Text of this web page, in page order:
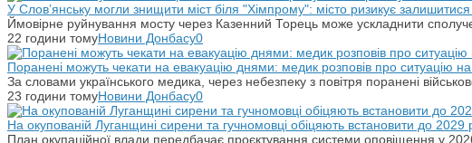
У Слов’янську могли знищити міст біля "Хімпрому": місто ризикує
Ймовірне руйнування мосту через Казенний Торець може ускладнити
22 години томуНовини Донбасу0
Поранені можуть чекати на евакуацію днями: медик розповів про ситуацію
За словами українського медика, через небезпеку з повітря поранені
23 години томуНовини Донбасу0
На окупованій Луганщині сирени та гучномовці обіцяють встановити до 2029
План окупаційної влади передбачає проєктування системи оповіщення у